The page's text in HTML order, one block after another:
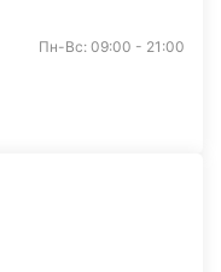
Пн-Вс: 09:00 - 21:00